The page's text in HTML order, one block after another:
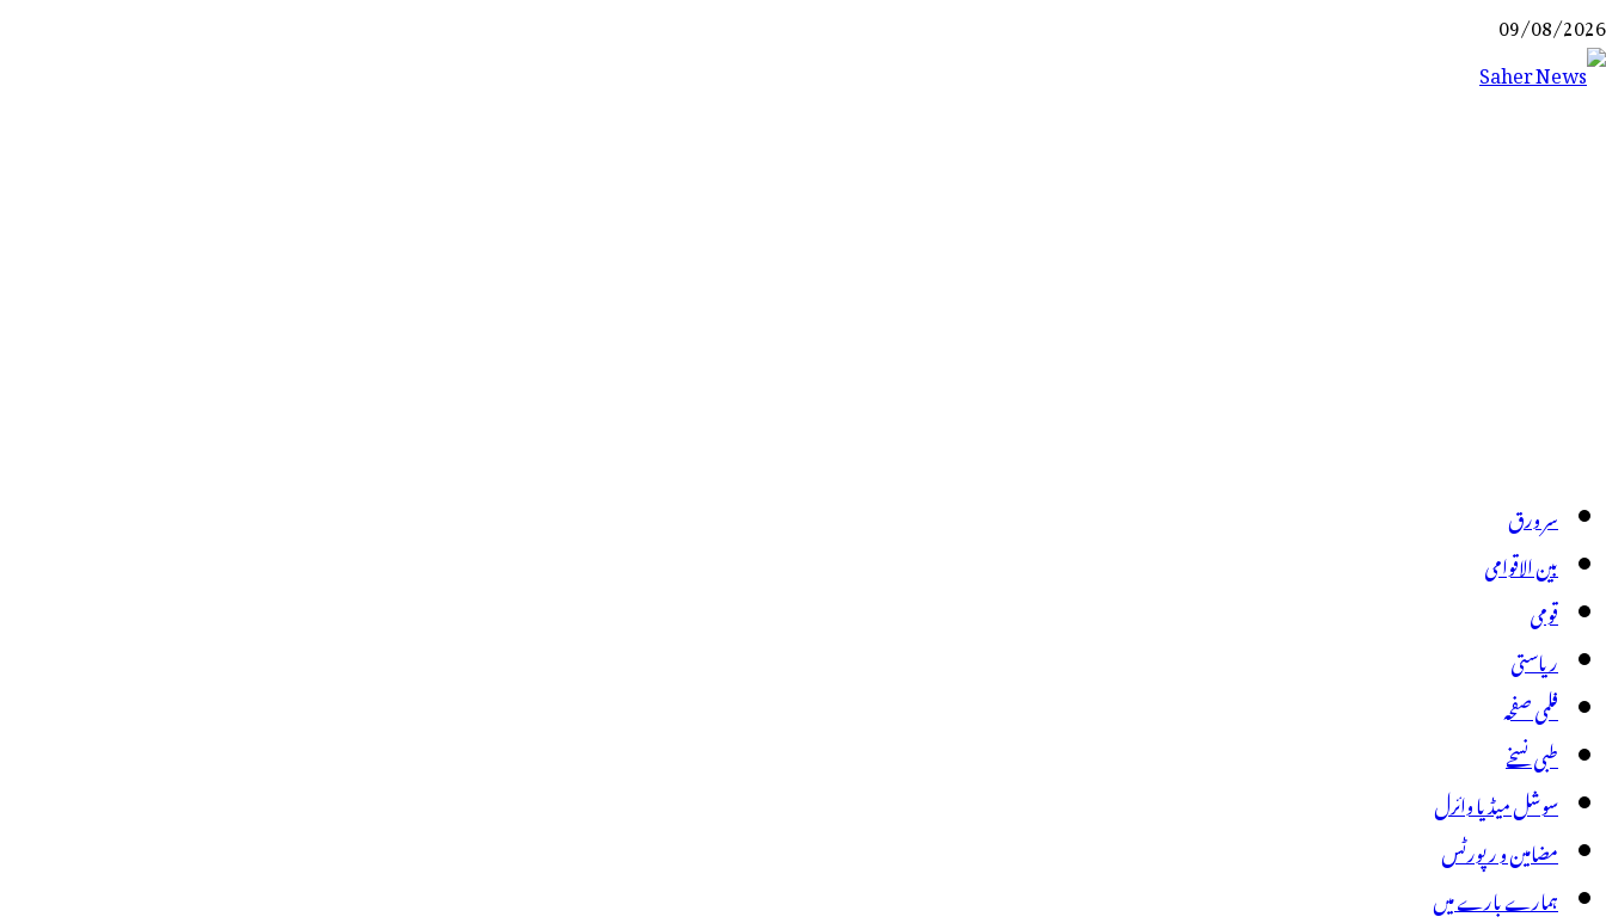
Skip
to
09/08/2026
سر ورق
بین الاقوامی
قومی
ریاستی
فلمی صفحہ
طبی نسخے
سوشل میڈیا وائرل
مضامین و رپورٹس
ہمارے بارے میں